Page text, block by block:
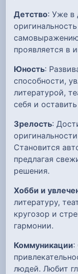
Детство: Уже в
проявляется в
Юность:
способности,
литературой,
себя и
Зрелость:
Становится
предлагая
решения.
Хобби и
литературу,
кругозор и
гармонии.
Коммуникации:
людей. Любит